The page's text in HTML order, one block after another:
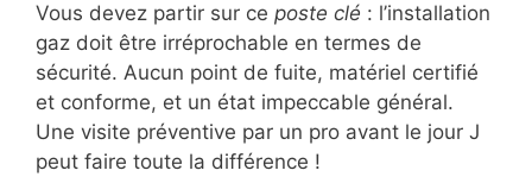
Vous devez partir sur ce poste clé : l’installation
gaz doit être irréprochable en termes de
sécurité. Aucun point de fuite, matériel certifié
et conforme, et un état impeccable général.
Une visite préventive par un pro avant le jour J
peut faire toute la différence !